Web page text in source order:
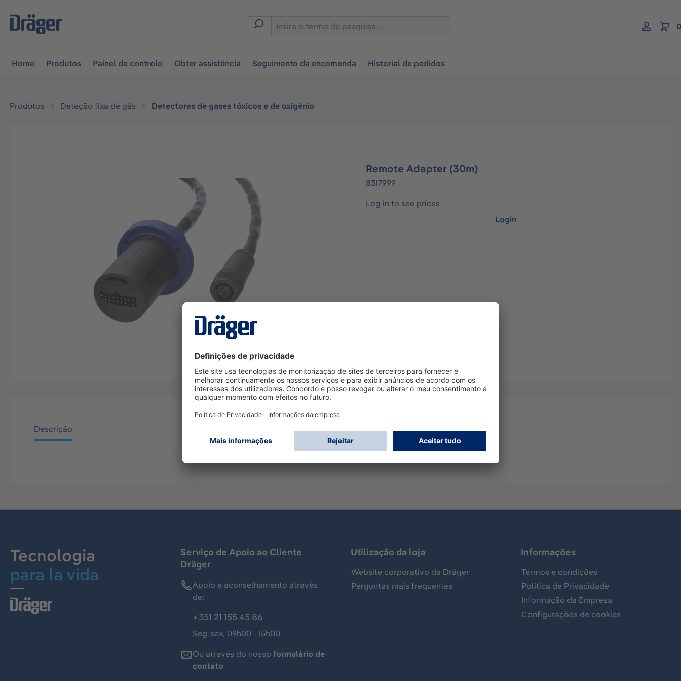
a navegação principal
Home Produtos Painel de controlo Obter assistência Seguimento da encomenda Historial de pedidos
Produtos Deteção fixa de gás Detectores de gases tóxicos e de oxigénio
Remote Adapter (30m)
8317999
Log in to see prices
Login
Descrição
Tecnologia
para la vida
Serviço de Apoio ao Cliente
Dräger
Apoio e aconselhamento através
de:
+351 21 155 45 86
Seg-sex, 09h00 - 15h00
Ou através do nosso formulário de
contato
Utilização da loja
Website corporativo da Dräger
Perguntas mais frequentes
Informações
Termos e condições
Política de Privacidade
Informação da Empresa
Configurações de cookies